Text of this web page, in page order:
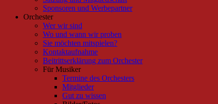
Sponsoren und Werbepartner
Orchester
Wer wir sind
Wo und wann wir proben
Sie möchten mitspielen?
Kontaktaufnahme
Beitrittserklärung zum Orchester
Für Musiker
Termine des Orchesters
Mitglieder
Gut zu wissen